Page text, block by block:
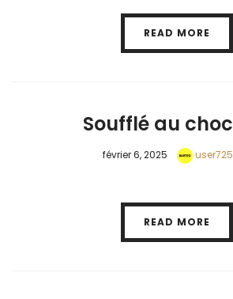
READ MORE
Soufflé au
février 6, 2025
READ MORE